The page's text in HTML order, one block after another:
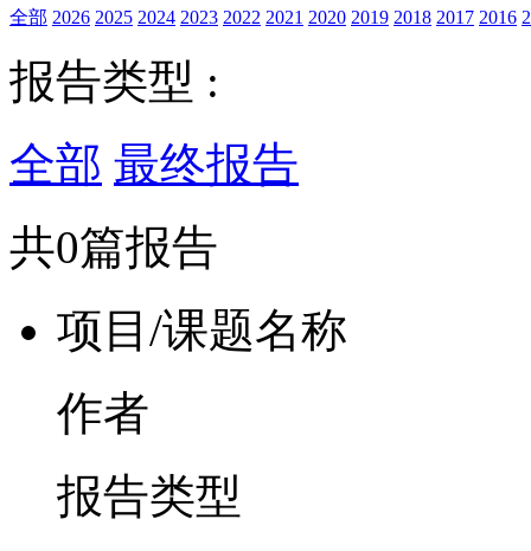
全部 2026 2025 2024 2023 2022 2021 2020 2019 2018 2017 2016
报告类型 :
全部 最终报告
共0篇报告
项目/课题名称
作者
报告类型